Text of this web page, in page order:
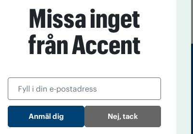
21, 116 33 Stockholm
Barbro Janson Lundkvist,
In English
Missa inget
från Accent
Nej, tack